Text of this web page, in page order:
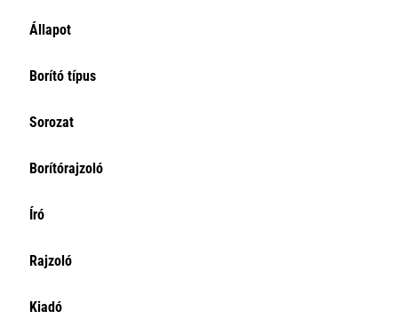
Ár
Állapot
Borító típus
Sorozat
Borítórajzoló
Író
Rajzoló
Kiadó